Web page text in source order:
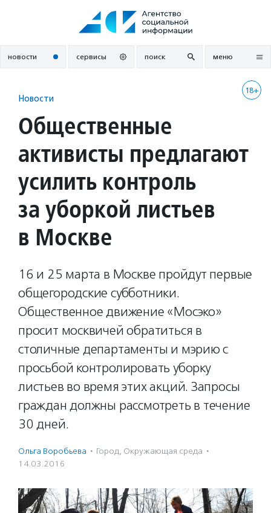
новости сервисы поиск меню
18+
Новости
Общественные
активисты предлагают
усилить контроль
за уборкой листьев
в Москве
16 и 25 марта в Москве пройдут первые
общегородские субботники.
Общественное движение «Мосэко»
просит москвичей обратиться в
столичные департаменты и мэрию с
просьбой контролировать уборку
листьев во время этих акций. Запросы
граждан должны рассмотреть в течение
30 дней.
Ольга Воробьева · Город, Окружающая среда ·
14.03.2016